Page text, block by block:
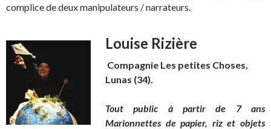
complice de deux manipulateurs / narrateurs.
Louise Rizière
Compagnie Les petites Choses,
Lunas (34).
Tout public à partir de 7 ans
Marionnettes de papier, riz et objets